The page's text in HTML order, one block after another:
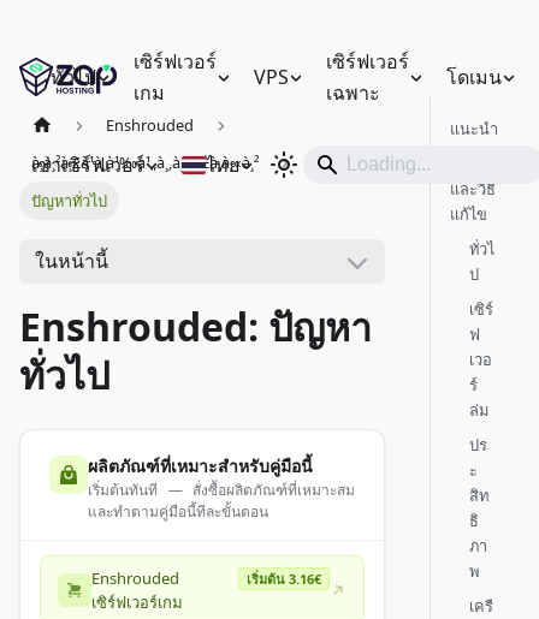
ทั่วไป
เซิร์ฟเวอร์
เกม
VPS
เซิร์ฟเวอร์
เฉพาะ
โดเมน
เช่าเซิร์ฟเวอร์ ไทย
Enshrouded
à¸à¸²à¸£à¹à¸à¹‰à¹„à¸‚à¸›à¸±à¸à¸«à¸²
ปัญหาทั่วไป
ในหน้านี้
Enshrouded: ปัญหา
ทั่วไป
ผลิตภัณฑ์ที่เหมาะสำหรับคู่มือนี้
เริ่มต้นทันที — สั่งซื้อผลิตภัณฑ์ที่เหมาะสม
และทำตามคู่มือนี้ทีละขั้นตอน
Enshrouded
เซิร์ฟเวอร์เกม
เริ่มต้น 3.16€
แนะนำ
และวิธี
แก้ไข
ทั่วไ
ป
เซิร์
ฟ
เวอ
ร์
ล่ม
ปร
ะ
สิท
ธิ
ภา
พ
เครื